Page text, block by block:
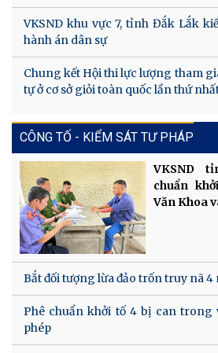
VKSND khu vực 7, tỉnh Đắk Lắk
hành án dân sự
Chung kết Hội thi lực lượng tham
tự ở cơ sở giỏi toàn quốc lần thứ
CÔNG TỐ - KIỂM SÁT TƯ PHÁP
VKSND
chuẩn
Văn Khoa
Bắt đối tượng lừa đảo trốn truy nã
Phê chuẩn khởi tố 4 bị can trong
phép